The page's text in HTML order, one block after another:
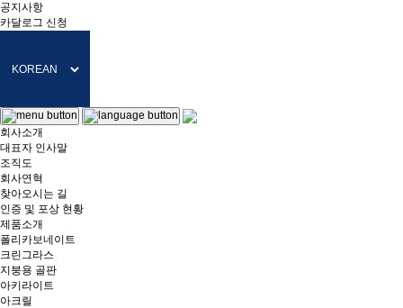
공지사항
카달로그 신청
회사소개
대표자 인사말
조직도
회사연혁
찾아오시는 길
인증 및 포상 현황
제품소개
폴리카보네이트
크린그라스
지붕용 골판
아키라이트
아크릴